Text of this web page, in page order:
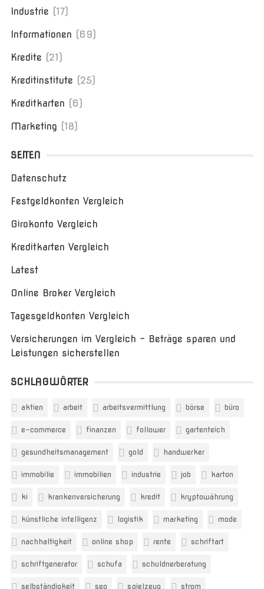
Industrie (17)
Informationen (69)
Kredite (21)
Kreditinstitute (25)
Kreditkarten (6)
Marketing (18)
SEITEN
Datenschutz
Festgeldkonten Vergleich
Girokonto Vergleich
Kreditkarten Vergleich
Latest
Online Broker Vergleich
Tagesgeldkonten Vergleich
Versicherungen im Vergleich – Beträge sparen und
Leistungen sicherstellen
SCHLAGWÖRTER
aktien arbeit arbeitsvermittlung börse büro
e-commerce finanzen follower gartenteich
gesundheitsmanagement gold handwerker
immobilie immobilien industrie job karton
ki krankenversicherung kredit kryptowährung
künstliche intelligenz logistik marketing mode
nachhaltigkeit online shop rente schriftart
schriftgenerator schufa schuldnerberatung
selbständigkeit seo spielzeug strom